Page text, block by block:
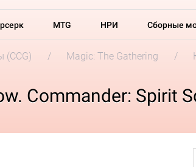
MTG НРИ Сборные
(CCG) Magic: The Gathering
Commander: Spirit